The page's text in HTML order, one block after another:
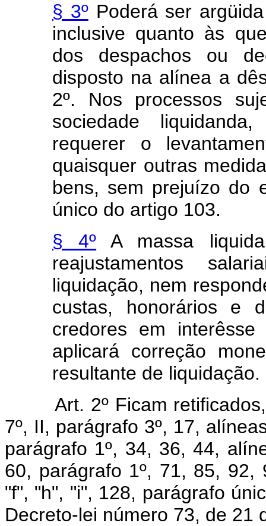
§ 3ºPoderá ser
inclusive quanto às
dos despachos ou
disposto na alínea a
2º. Nos processos
sociedade
requerer o
quaisquer outras
bens, sem prejuízo do
único do artigo 103.
§ 4º A massa
reajustamentos
liquidação, nem
custas, honorários e
credores em
aplicará correção
resultante de liquidação.
Art. 2º Ficam
7º, II, parágrafo 3º, 17,
parágrafo 1º, 34, 36, 44,
60, parágrafo 1º, 71, 85,
"f", "h", "i", 128, parágrafo
Decreto-lei número 73, de 21